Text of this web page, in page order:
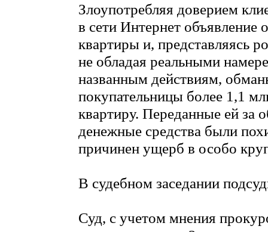
Злоупотребляя доверием
в сети Интернет объявление
квартиры и, представляясь
не обладая реальными
названным действиям,
покупательницы более 1,1
квартиру. Переданные ей за
денежные средства были
причинен ущерб в особо
В судебном заседании
Суд, с учетом мнения